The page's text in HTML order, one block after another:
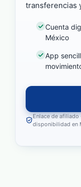
transferencias
Cuenta
México
App
Enlace de afiliado
disponibilidad en